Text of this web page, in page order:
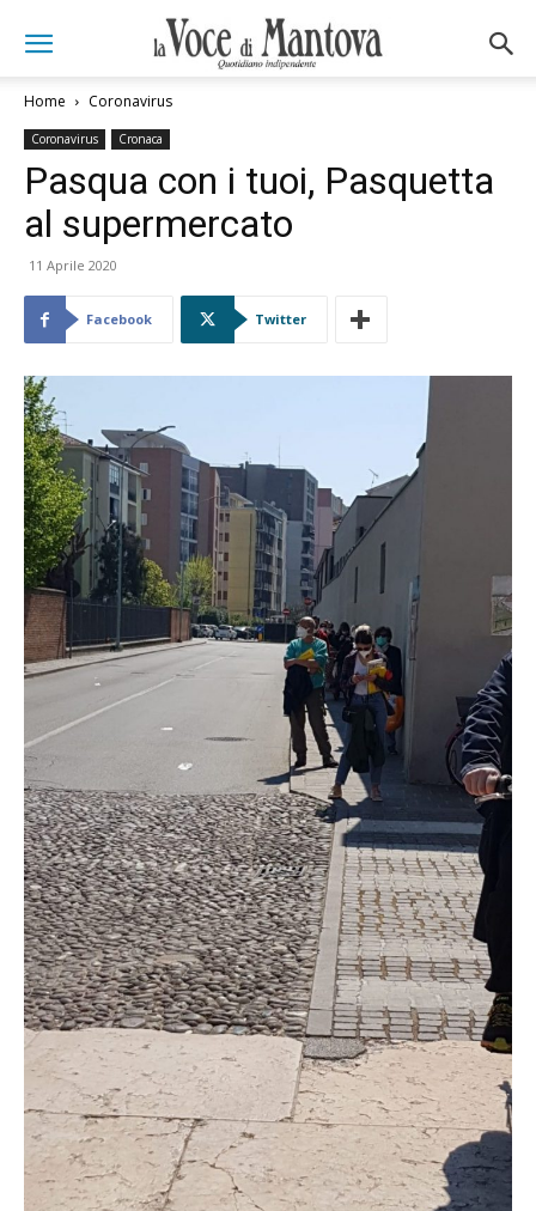
Home Coronavirus
Coronavirus Cronaca
Pasqua con i tuoi, Pasquetta
al supermercato
11 Aprile 2020
Facebook Twitter